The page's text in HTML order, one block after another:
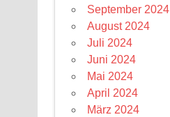
September 2024
August 2024
Juli 2024
Juni 2024
Mai 2024
April 2024
März 2024